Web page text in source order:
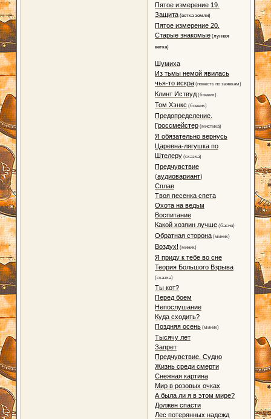
Пятое измерение 19.
Защита(ветка земли)
Пятое измерение 20.
Старые знакомые(лунная
ветка)
Шумиха
Из тьмы немой явилась
чья-то искра(повесть по заявкам)
Клинт Иствуд(боевик)
Том Хэнкс (боевик)
Предопределение.
Гроссмейстер(мистика)
Я обязательно вернусь
Царевна-лягушка по
Штелеру(сказка)
Предчувствие
(аудиовариант)
Сплав
Твоя песенка спета
Охота на ведьм
Воспитание
Какой хозяин лучше(басня)
Обратная сторона(миник)
Воздух! (миник)
Я приду к тебе во сне
Теория Большого Взрыва
(сказка)
Ты кот?
Перед боем
Непослушание
Куда сходить?
Поздняя осень(миник)
Тысячу лет
Запрет
Предчувствие. Судно
Жизнь среди смерти
Снежная картина
Мир в розовых очках
А была ли я в этом мире?
Должен спасти
Лес потерянных надежд